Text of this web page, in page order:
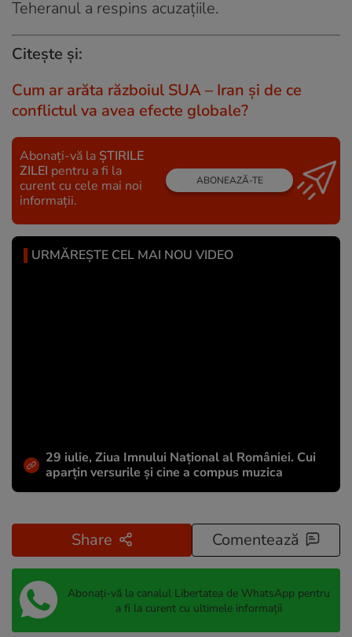
Teheranul a respins acuzațiile.
Citește și:
Cum ar arăta războiul SUA – Iran și de ce
conflictul va avea efecte globale?
Abonați-vă la ȘTIRILE
ZILEI pentru a fi la
curent cu cele mai noi
informații.
ABONEAZĂ-TE
URMĂREȘTE CEL MAI NOU VIDEO
29 iulie, Ziua Imnului Național al României. Cui
aparțin versurile și cine a compus muzica
Share Comentează
Abonați-vă la canalul Libertatea de WhatsApp pentru
a fi la curent cu ultimele informații